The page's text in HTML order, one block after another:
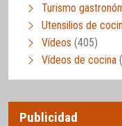
Turismo
Utensilios de
Vídeos (405)
Vídeos de cocina
Publicidad